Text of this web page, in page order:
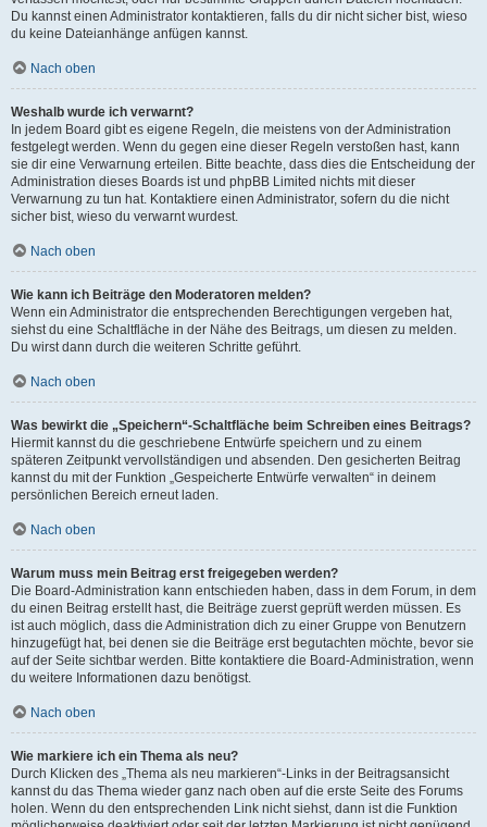
Du kannst einen Administrator kontaktieren, falls du dir nicht sicher bist, wieso
du keine Dateianhänge anfügen kannst.
Nach oben
Weshalb wurde ich verwarnt?
In jedem Board gibt es eigene Regeln, die meistens von der Administration
festgelegt werden. Wenn du gegen eine dieser Regeln verstoßen hast, kann
sie dir eine Verwarnung erteilen. Bitte beachte, dass dies die Entscheidung der
Administration dieses Boards ist und phpBB Limited nichts mit dieser
Verwarnung zu tun hat. Kontaktiere einen Administrator, sofern du die nicht
sicher bist, wieso du verwarnt wurdest.
Nach oben
Wie kann ich Beiträge den Moderatoren melden?
Wenn ein Administrator die entsprechenden Berechtigungen vergeben hat,
siehst du eine Schaltfläche in der Nähe des Beitrags, um diesen zu melden.
Du wirst dann durch die weiteren Schritte geführt.
Nach oben
Was bewirkt die „Speichern“-Schaltfläche beim Schreiben eines Beitrags?
Hiermit kannst du die geschriebene Entwürfe speichern und zu einem
späteren Zeitpunkt vervollständigen und absenden. Den gesicherten Beitrag
kannst du mit der Funktion „Gespeicherte Entwürfe verwalten“ in deinem
persönlichen Bereich erneut laden.
Nach oben
Warum muss mein Beitrag erst freigegeben werden?
Die Board-Administration kann entschieden haben, dass in dem Forum, in dem
du einen Beitrag erstellt hast, die Beiträge zuerst geprüft werden müssen. Es
ist auch möglich, dass die Administration dich zu einer Gruppe von Benutzern
hinzugefügt hat, bei denen sie die Beiträge erst begutachten möchte, bevor sie
auf der Seite sichtbar werden. Bitte kontaktiere die Board-Administration, wenn
du weitere Informationen dazu benötigst.
Nach oben
Wie markiere ich ein Thema als neu?
Durch Klicken des „Thema als neu markieren“-Links in der Beitragsansicht
kannst du das Thema wieder ganz nach oben auf die erste Seite des Forums
holen. Wenn du den entsprechenden Link nicht siehst, dann ist die Funktion